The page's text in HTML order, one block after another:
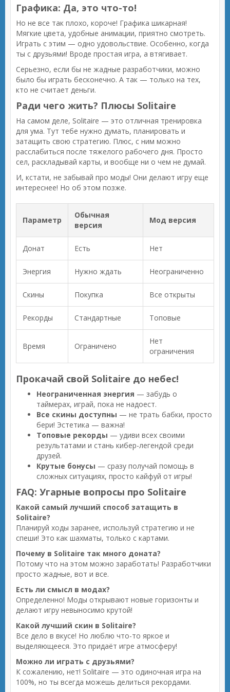
Графика: Да, это что-то!
Но не все так плохо, короче! Графика шикарная!
Мягкие цвета, удобные анимации, приятно смотреть.
Играть с этим — одно удовольствие. Особенно, когда
ты с друзьями! Вроде простая игра, а втягивает.
Серьезно, если бы не жадные разработчики, можно
было бы играть бесконечно. А так — только на тех,
кто не считает деньги.
Ради чего жить? Плюсы Solitaire
На самом деле, Solitaire — это отличная тренировка
для ума. Тут тебе нужно думать, планировать и
затащить свою стратегию. Плюс, с ним можно
расслабиться после тяжелого рабочего дня. Просто
сел, раскладывай карты, и вообще ни о чем не думай.
И, кстати, не забывай про моды! Они делают игру еще
интереснее! Но об этом позже.
Параметр
Обычная
версия
Мод версия
Донат Есть Нет
Энергия Нужно ждать Неограниченно
Скины Покупка Все открыты
Рекорды Стандартные Топовые
Время Ограничено
Нет
ограничения
Прокачай свой Solitaire до небес!
Неограниченная энергия — забудь о
таймерах, играй, пока не надоест.
Все скины доступны — не трать бабки, просто
бери! Эстетика — важна!
Топовые рекорды — удиви всех своими
результатами и стань кибер-легендой среди
друзей.
Крутые бонусы — сразу получай помощь в
сложных ситуациях, просто кайфуй от игры!
FAQ: Угарные вопросы про Solitaire
Какой самый лучший способ затащить в
Solitaire?
Планируй ходы заранее, используй стратегию и не
спеши! Это как шахматы, только с картами.
Почему в Solitaire так много доната?
Потому что на этом можно заработать! Разработчики
просто жадные, вот и все.
Есть ли смысл в модах?
Определенно! Моды открывают новые горизонты и
делают игру невыносимо крутой!
Какой лучший скин в Solitaire?
Все дело в вкусе! Но люблю что-то яркое и
выделяющееся. Это придаёт игре атмосферу!
Можно ли играть с друзьями?
К сожалению, нет! Solitaire — это одиночная игра на
100%, но ты всегда можешь делиться рекордами.